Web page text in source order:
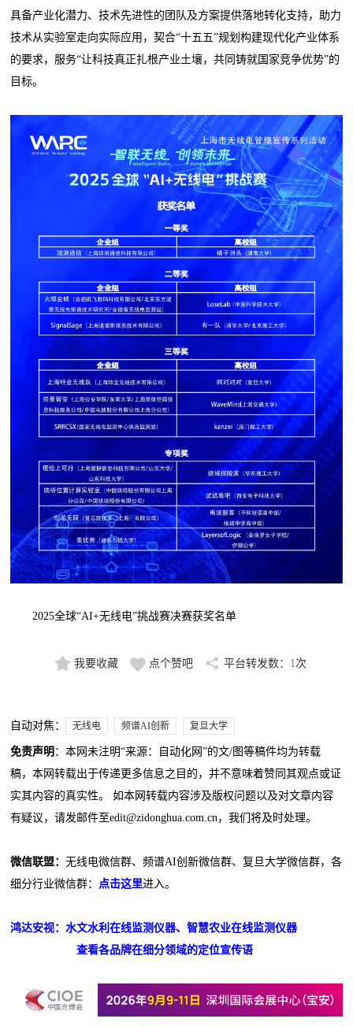
具备产业化潜力、技术先进性的团队及方案提供落地转化支持，助力
技术从实验室走向实际应用，契合“十五五”规划构建现代化产业体系
的要求，服务“让科技真正扎根产业土壤，共同铸就国家竞争优势”的
目标。
2025全球“AI+无线电”挑战赛决赛获奖名单
我要收藏 点个赞吧 平台转发数： 1次
自动对焦： 无线电 频谱AI创新 复旦大学
免责声明 ：本网未注明“来源：自动化网”的文/图等稿件均为转载
稿，本网转载出于传递更多信息之目的，并不意味着赞同其观点或证
实其内容的真实性。 如本网转载内容涉及版权问题以及对文章内容
有疑议，请发邮件至edit@zidonghua.com.cn，我们将及时处理。
微信联盟：无线电微信群、频谱AI创新微信群、复旦大学微信群，各
细分行业微信群： 点击这里进入。
鸿达安视：水文水利在线监测仪器、智慧农业在线监测仪器
查看各品牌在细分领域的定位宣传语